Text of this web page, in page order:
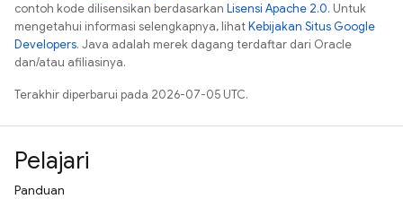
contoh kode dilisensikan berdasarkan Lisensi Apache 2.0. Untuk
mengetahui informasi selengkapnya, lihatKebijakan Situs Google
Developers. Java adalah merek dagang terdaftar dari Oracle
dan/atau afiliasinya.
Terakhir diperbarui pada 2026-07-05 UTC.
Pelajari
Panduan